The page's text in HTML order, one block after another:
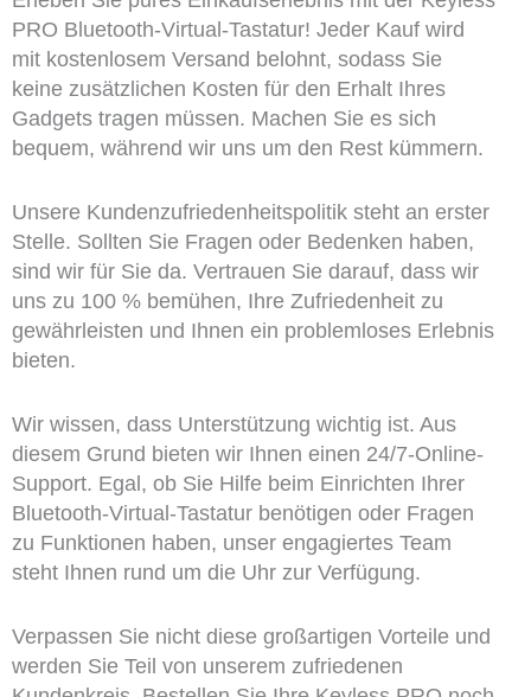
PRO Bluetooth-Virtual-Tastatur! Jeder Kauf wird
mit kostenlosem Versand belohnt, sodass Sie
keine zusätzlichen Kosten für den Erhalt Ihres
Gadgets tragen müssen. Machen Sie es sich
bequem, während wir uns um den Rest kümmern.
Unsere Kundenzufriedenheitspolitik steht an erster
Stelle. Sollten Sie Fragen oder Bedenken haben,
sind wir für Sie da. Vertrauen Sie darauf, dass wir
uns zu 100 % bemühen, Ihre Zufriedenheit zu
gewährleisten und Ihnen ein problemloses Erlebnis
bieten.
Wir wissen, dass Unterstützung wichtig ist. Aus
diesem Grund bieten wir Ihnen einen 24/7-Online-
Support. Egal, ob Sie Hilfe beim Einrichten Ihrer
Bluetooth-Virtual-Tastatur benötigen oder Fragen
zu Funktionen haben, unser engagiertes Team
steht Ihnen rund um die Uhr zur Verfügung.
Verpassen Sie nicht diese großartigen Vorteile und
werden Sie Teil von unserem zufriedenen